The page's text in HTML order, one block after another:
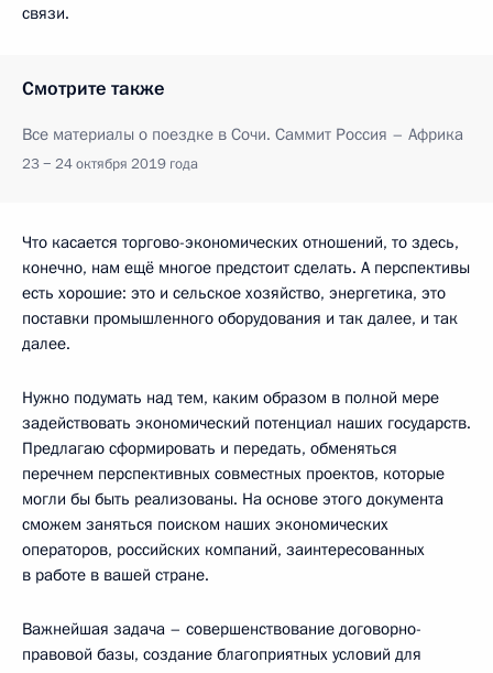
связи.
Смотрите также
Все материалы о поездке в Сочи. Саммит Россия – Африка
23 − 24 октября 2019 года
Что касается торгово-экономических отношений, то здесь,
конечно, нам ещё многое предстоит сделать. А перспективы
есть хорошие: это и сельское хозяйство, энергетика, это
поставки промышленного оборудования и так далее, и так
далее.
Нужно подумать над тем, каким образом в полной мере
задействовать экономический потенциал наших государств.
Предлагаю сформировать и передать, обменяться
перечнем перспективных совместных проектов, которые
могли бы быть реализованы. На основе этого документа
сможем заняться поиском наших экономических
операторов, российских компаний, заинтересованных
в работе в вашей стране.
Важнейшая задача – совершенствование договорно-
правовой базы, создание благоприятных условий для